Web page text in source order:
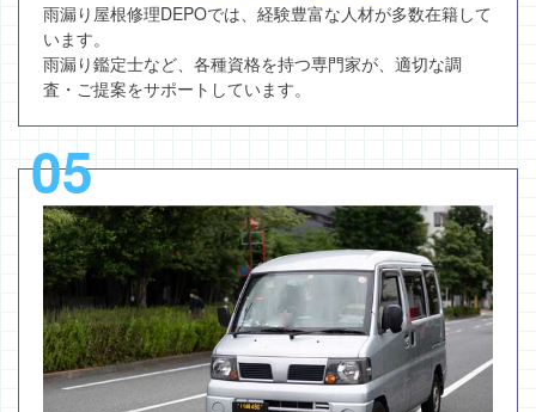
雨漏り屋根修理DEPOでは、経験豊富な人材が多数在籍して
います。
雨漏り鑑定士など、各種資格を持つ専門家が、適切な調
査・ご提案をサポートしています。
05